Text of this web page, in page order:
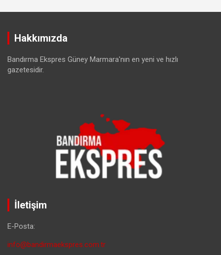
Hakkımızda
Bandırma Ekspres Güney Marmara'nın en yeni ve hızlı
gazetesidir.
İletişim
E-Posta:
info@bandirmaekspres.com.tr